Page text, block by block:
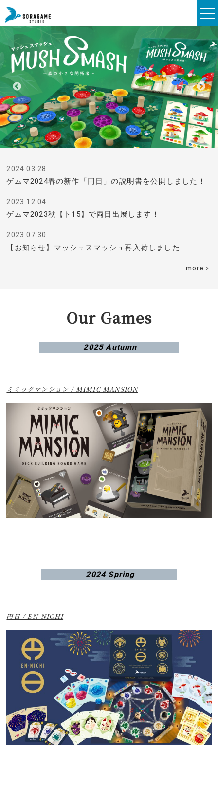
2024.03.28
ゲムマ2024春の新作「円日」の説明書を公開しました！
2023.12.04
ゲムマ2023秋【ト15】で両日出展します！
2023.07.30
【お知らせ】マッシュスマッシュ再入荷しました
more
Our Games
2025 Autumn
ミミックマンション / MIMIC MANSION
2024 Spring
円日 / EN-NICHI